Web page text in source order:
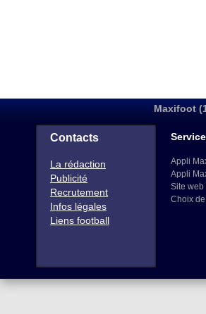
Maxifoot
Contacts
La rédaction
Publicité
Recrutement
Infos légales
Liens football
Appli
Appli
Site web
Choix